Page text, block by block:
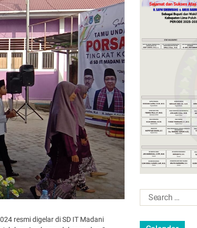
resmi digelar di SD IT Madani